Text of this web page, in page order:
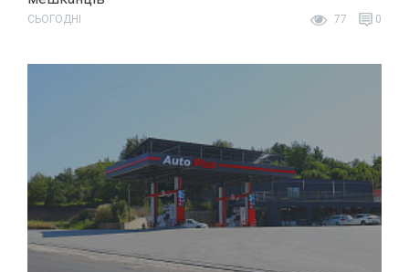
СЬОГОДНІ 77 0